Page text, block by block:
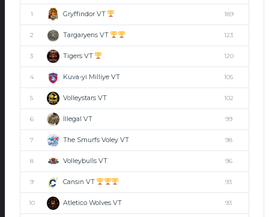
1 Gryffindor VT 189
2 Targaryens VT 123
3 Tigers VT 120
4 Kuva-yi Milliye VT 105
5 Volleystars VT 102
6 İllegal VT 99
7 The Smurfs Voley VT 98
8 Volleybulls VT 96
9 Cansın VT 93
10 Atletico Wolves VT 93